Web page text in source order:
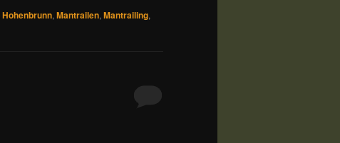
Hohenbrunn, Mantrailen, Mantrailing,